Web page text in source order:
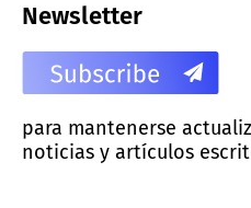
Newsletter
para mantenerse
noticias y artículos